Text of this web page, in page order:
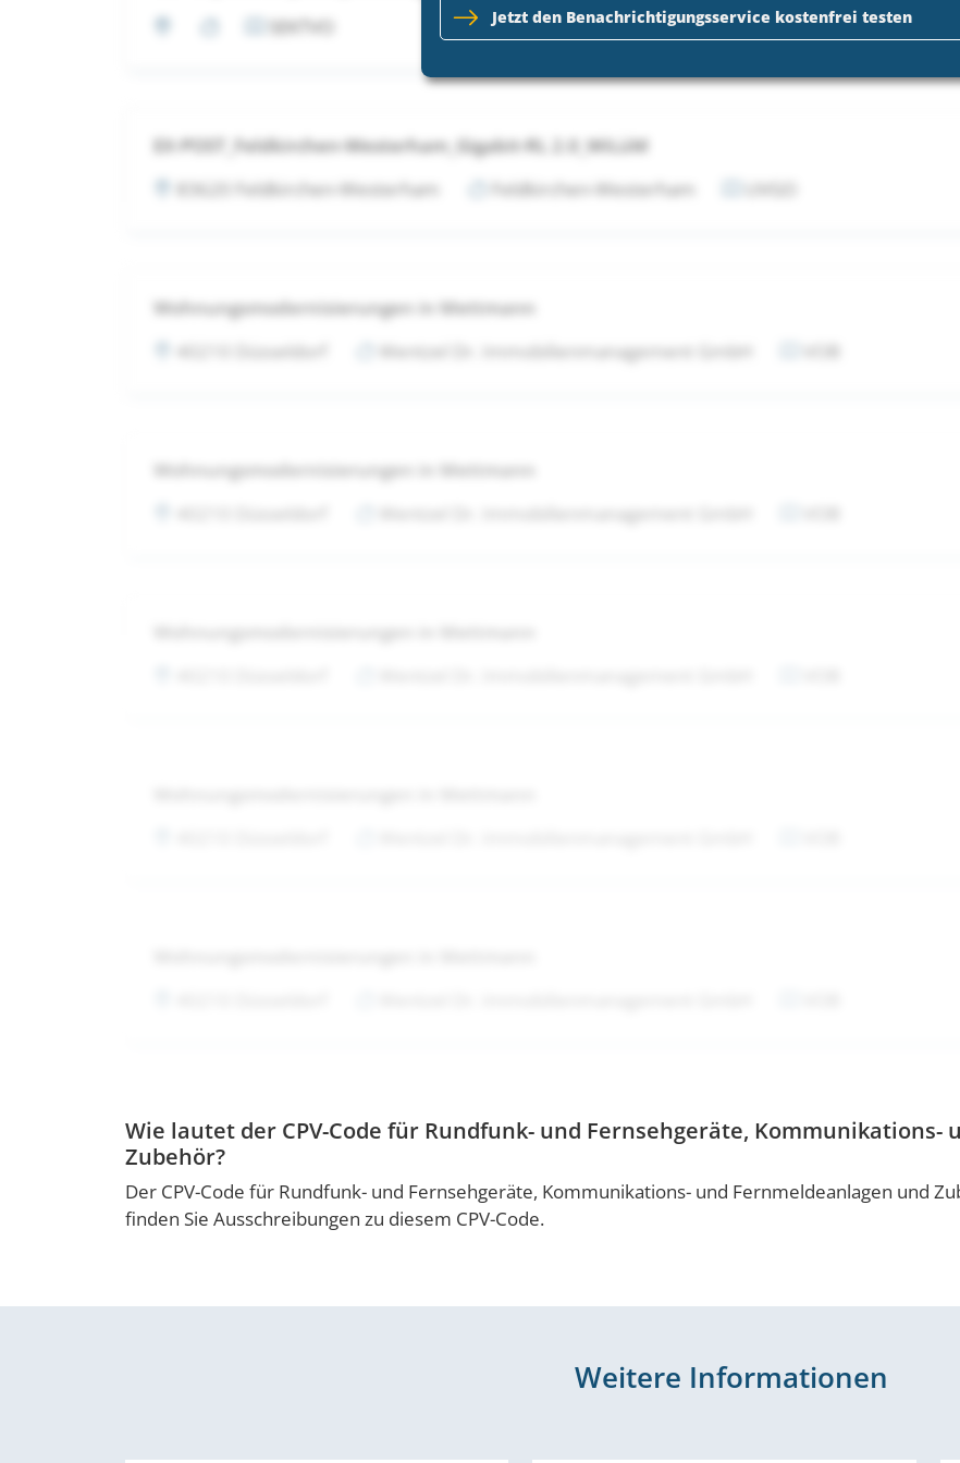
SEKTVO
EX-POST_Feldkirchen-Westerham_Gigabit-RL 2.0_WiLüM
83620 Feldkirchen-Westerham
Feldkirchen-Westerham UVGO
Wohnungsmodernisierungen in Mettmann
40210 Düsseldorf
Wentzel Dr. Immobilienmanagement GmbH
Wohnungsmodernisierungen in Mettmann
Wentzel Dr. Immobilienmanagement GmbH
Wohnungsmodernisierungen in Mettmann
Jetzt den Benachrichtigungsservice kostenfrei testen
Wie lautet der CPV-Code für Rundfunk- und Fernsehgeräte, Kommunikations-
Zubehör?
Der CPV-Code für Rundfunk- und Fernsehgeräte, Kommunikations- und Fernmeldeanlagen und
finden Sie Ausschreibungen zu diesem CPV-Code.
Weitere Informationen